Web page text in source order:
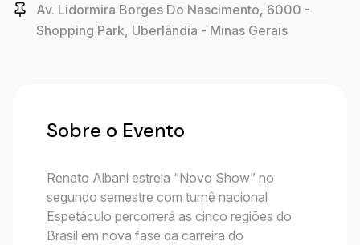
Av. Lidormira Borges Do Nascimento, 6000 -
Shopping Park, Uberlândia - Minas Gerais
Sobre o Evento
Renato Albani estreia “Novo Show” no
segundo semestre com turnê nacional
Espetáculo percorrerá as cinco regiões do
Brasil em nova fase da carreira do